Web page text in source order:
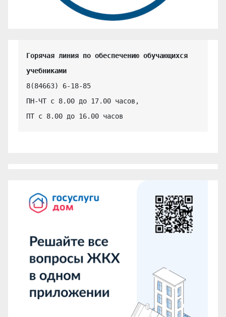
Горячая линия по обеспечению обучающихся
учебниками
8(84663) 6-18-85
ПН-ЧТ с 8.00 до 17.00 часов,
ПТ с 8.00 до 16.00 часов